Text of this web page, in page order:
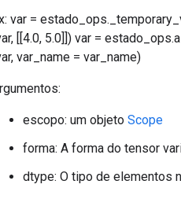
var =
[[4.0, 5.0]]) var =
var_name = var_name)
escopo: um objeto Scope
forma: A forma do tensor
dtype: O tipo de elementos